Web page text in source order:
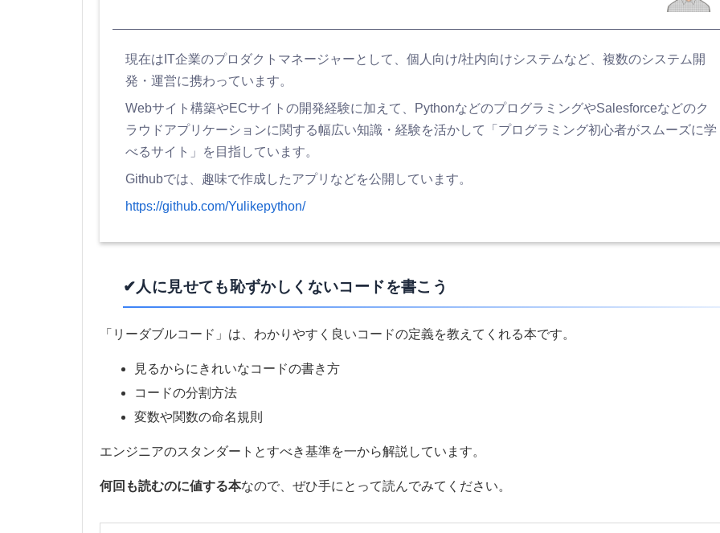
現在はIT企業のプロダクトマネージャーとして、個人向け/社内向けシステムなど、複数のシステム開
発・運営に携わっています。
Webサイト構築やECサイトの開発経験に加えて、PythonなどのプログラミングやSalesforceなどのク
ラウドアプリケーションに関する幅広い知識・経験を活かして「プログラミング初心者がスムーズに学
べるサイト」を目指しています。
Githubでは、趣味で作成したアプリなどを公開しています。
https://github.com/Yulikepython/
✔人に見せても恥ずかしくないコードを書こう
「リーダブルコード」は、わかりやすく良いコードの定義を教えてくれる本です。
見るからにきれいなコードの書き方
コードの分割方法
変数や関数の命名規則
エンジニアのスタンダートとすべき基準を一から解説しています。
何回も読むのに値する本なので、ぜひ手にとって読んでみてください。